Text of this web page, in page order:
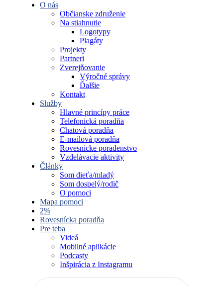
O nás
Občianske združenie
Na stiahnutie
Logotypy
Plagáty
Projekty
Partneri
Zverejňovanie
Výročné správy
Ďalšie
Kontakt
Služby
Hlavné princípy práce
Telefonická poradňa
Chatová poradňa
E-mailová poradňa
Rovesnícke poradenstvo
Vzdelávacie aktivity
Články
Som dieťa/mladý
Som dospelý/rodič
O pomoci
Mapa pomoci
2%
Rovesnícka poradňa
Pre teba
Videá
Mobilné aplikácie
Podcasty
Inšpirácia z Instagramu